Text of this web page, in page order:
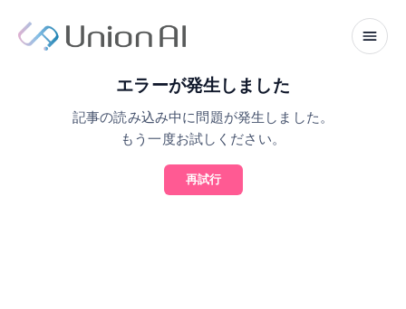
エラーが発生しました
記事の読み込み中に問題が発生しました。
もう一度お試しください。
再試行